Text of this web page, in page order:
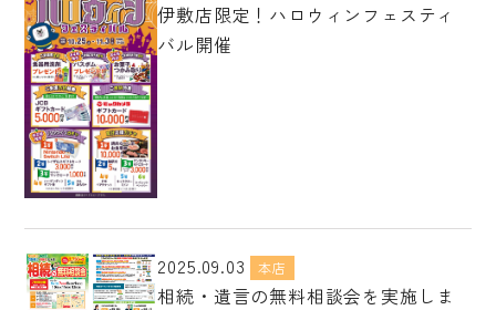
伊敷店限定！ハロウィンフェスティ
バル開催
2025.09.03 本店
相続・遺言の無料相談会を実施しま